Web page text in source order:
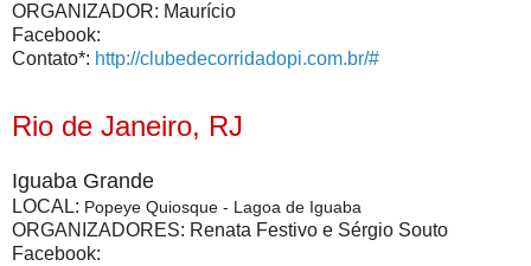
ORGANIZADOR: Maurício
Facebook:
Contato*: http://clubedecorridadopi.com.br/#
Rio de Janeiro, RJ
Iguaba Grande
LOCAL: Popeye Quiosque - Lagoa de Iguaba
ORGANIZADORES: Renata Festivo e Sérgio Souto
Facebook: